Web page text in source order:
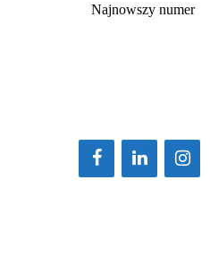
Najnowszy numer